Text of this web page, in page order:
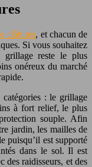
clôtures, et chacun de
Si vous souhaitez
grillage reste le plus
onéreux du marché
catégories : le grillage
à fort relief, le plus
souple. Afin
jardin, les mailles de
puisqu’il est supporté
dans le sol. Il est
des raidisseurs, et des